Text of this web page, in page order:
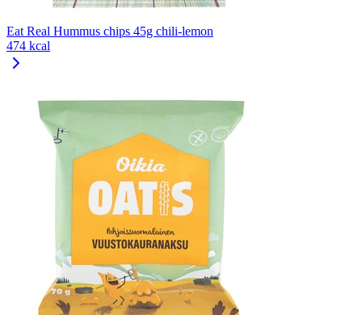
Eat Real Hummus chips 45g chili-lemon
474 kcal